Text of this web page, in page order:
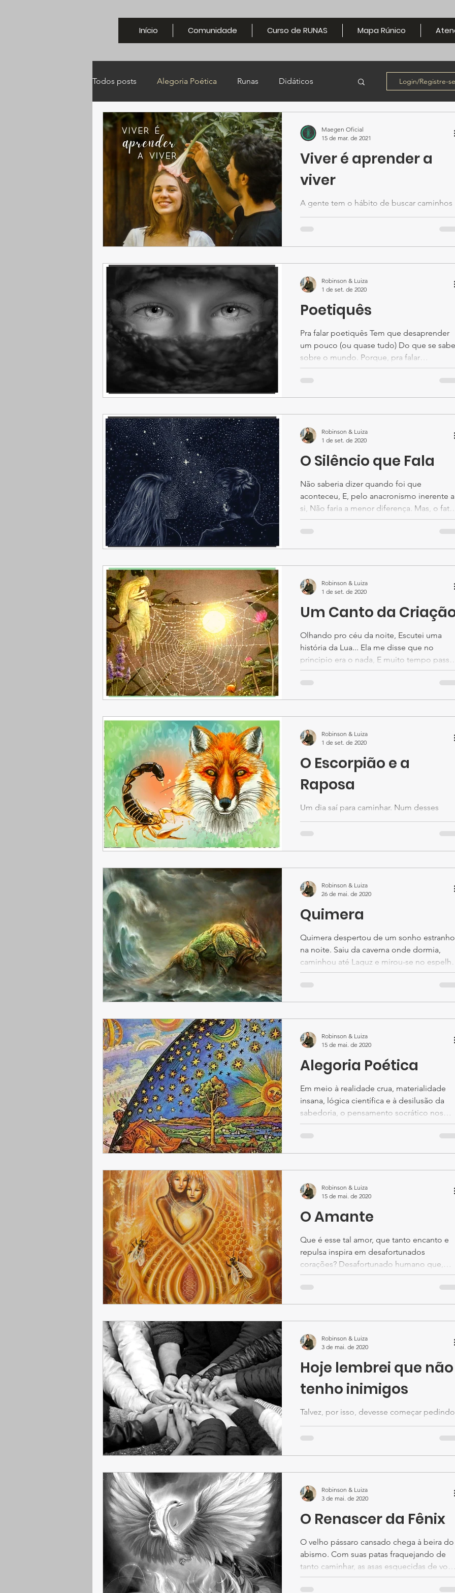
Início Comunidade Curso de RUNAS Mapa Rúnico
Todos posts Alegoria Poética Runas Didáticos
alegoría poética Runas Material Didáctico
Login/Registre-se
Viver é aprender a
viver
A gente tem o hábito de buscar caminhos
prontos (e rápidos) para um objetivo.
Costumamos querer soluções imediatas,
Maegen Oficial
15 de mar. de 2021
Poetiquês
Pra falar poetiquês Tem que desaprender
um pouco (ou quase tudo) Do que se sabe
sobre o mundo. Porque, pra falar
poetiquês, Tem que...
Robinson & Luiza
1 de set. de 2020
O Silêncio que Fala
Não saberia dizer quando foi que
aconteceu, E, pelo anacronismo inerente a
si, Não faria a menor diferença. Mas, o fato
é que, um dia,...
Robinson & Luiza
1 de set. de 2020
Um Canto da
Olhando pro céu da noite, Escutei uma
história da Lua... Ela me disse que no
principio era o nada, E muito tempo
sendo apenas o...
Robinson & Luiza
1 de set. de 2020
O Escorpião e a
Raposa
Um dia saí para caminhar. Num desses
momentos em que queremos largar tudo
sair correndo, saí. Neste dia entendi que,
Robinson & Luiza
1 de set. de 2020
Quimera
Quimera despertou de um sonho estranho
na noite. Saiu da caverna onde dormia,
caminhou até Laguz e mirou-se no
d´água. À luz...
Robinson & Luiza
26 de mai. de 2020
Alegoria Poética
Em meio à realidade crua, materialidade
insana, lógica científica e à desilusão da
sabedoria, o pensamento socrático nos
condena ao...
Robinson & Luiza
15 de mai. de 2020
O Amante
Que é esse tal amor, que tanto encanto e
repulsa inspira em desafortunados
corações? Desafortunado humano que,
tanto persegue, quanto...
Robinson & Luiza
15 de mai. de 2020
Hoje lembrei que não
tenho inimigos
Talvez, por isso, devesse começar pedindo
desculpas… Mas não creio ser este o caso.
Pedir desculpas é dizer que errei, e não há
Robinson & Luiza
3 de mai. de 2020
O Renascer da Fênix
O velho pássaro cansado chega à beira do
abismo. Com suas patas fraquejando de
tanto caminhar, as asas esquecidas de
Pára no último...
Robinson & Luiza
3 de mai. de 2020